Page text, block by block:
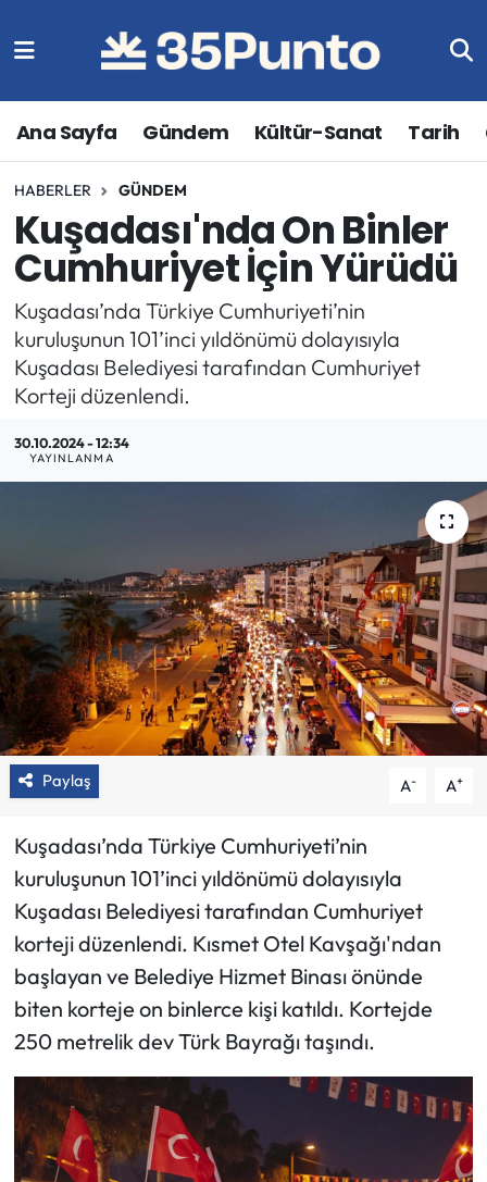
Ana Sayfa Gündem Kültür-Sanat Tarih
HABERLER GÜNDEM
Kuşadası'nda On Binler
Cumhuriyet İçin Yürüdü
Kuşadası’nda Türkiye Cumhuriyeti’nin
kuruluşunun 101’inci yıldönümü dolayısıyla
Kuşadası Belediyesi tarafından Cumhuriyet
Korteji düzenlendi.
30.10.2024 - 12:34
YAYINLANMA
Paylaş A- A+
Kuşadası’nda Türkiye Cumhuriyeti’nin
kuruluşunun 101’inci yıldönümü dolayısıyla
Kuşadası Belediyesi tarafından Cumhuriyet
korteji düzenlendi. Kısmet Otel Kavşağı'ndan
başlayan ve Belediye Hizmet Binası önünde
biten korteje on binlerce kişi katıldı. Kortejde
250 metrelik dev Türk Bayrağı taşındı.